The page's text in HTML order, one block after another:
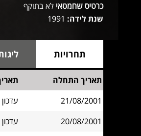
כרטיס שחמטאי לא בתוקף
שנת לידה:
תחרויות
תאריך התחלה
21/08/2001
עדכון 30/09/2001
20/08/2001
עדכון 30/09/2001